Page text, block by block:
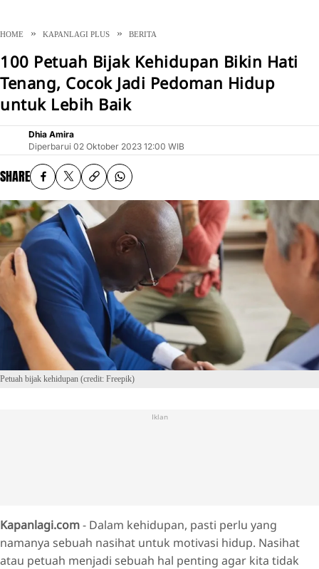
HOME KAPANLAGI PLUS BERITA
100 Petuah Bijak Kehidupan Bikin Hati
Tenang, Cocok Jadi Pedoman Hidup
untuk Lebih Baik
Dhia Amira
Diperbarui 02 Oktober 2023 12:00 WIB
SHARE
Petuah bijak kehidupan (credit: Freepik)
Iklan
Kapanlagi.com- Dalam kehidupan, pasti perlu yang
namanya sebuah nasihat untuk motivasi hidup. Nasihat
atau petuah menjadi sebuah hal penting agar kita tidak